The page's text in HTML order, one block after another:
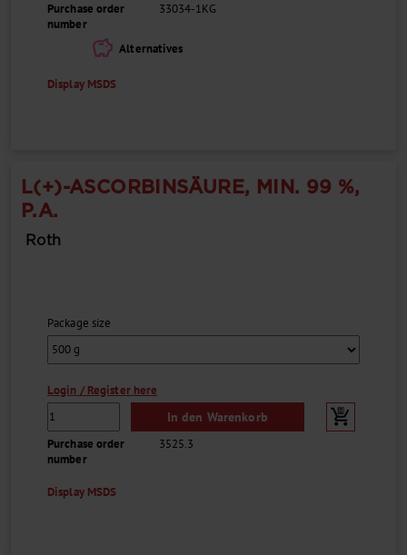
Purchase order
number
33034-1KG
savings Alternatives
Display MSDS
L(+)-ASCORBINSÄURE, MIN. 99 %,
P.A.
Roth
Package size
Login / Register here
In den Warenkorb
Purchase order
number
3525.3
Display MSDS